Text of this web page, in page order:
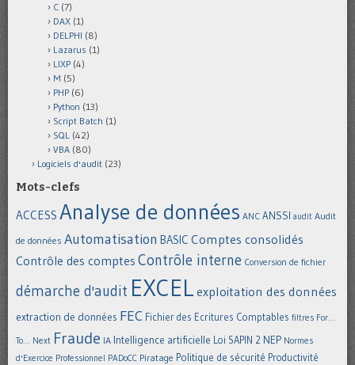
C (7)
DAX (1)
DELPHI (8)
Lazarus (1)
LIXP (4)
M (5)
PHP (6)
Python (13)
Script Batch (1)
SQL (42)
VBA (80)
Logiciels d'audit (23)
Mots-clefs
ACCESS Analyse de données ANC ANSSI audit Audit
de données Automatisation BASIC Comptes consolidés
Contrôle des comptes Contrôle interne Conversion de fichier
démarche d'audit EXCEL exploitation des données
extraction de données FEC Fichier des Ecritures Comptables filtres For...
To... Next Fraude IA Intelligence artificielle Loi SAPIN 2 NEP Normes
d'Exercice Professionnel PADoCC Piratage Politique de sécurité Productivité